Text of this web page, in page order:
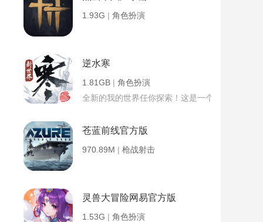
1.93G | 角色扮演
逆水寒
1.81GB | 角色扮演
全新的我的世界任你探索！这是一个小提示字段。
苍蓝前线官方版
970.89M | 枪战射击
灵兽大冒险网易官方版
1.53G | 角色扮演